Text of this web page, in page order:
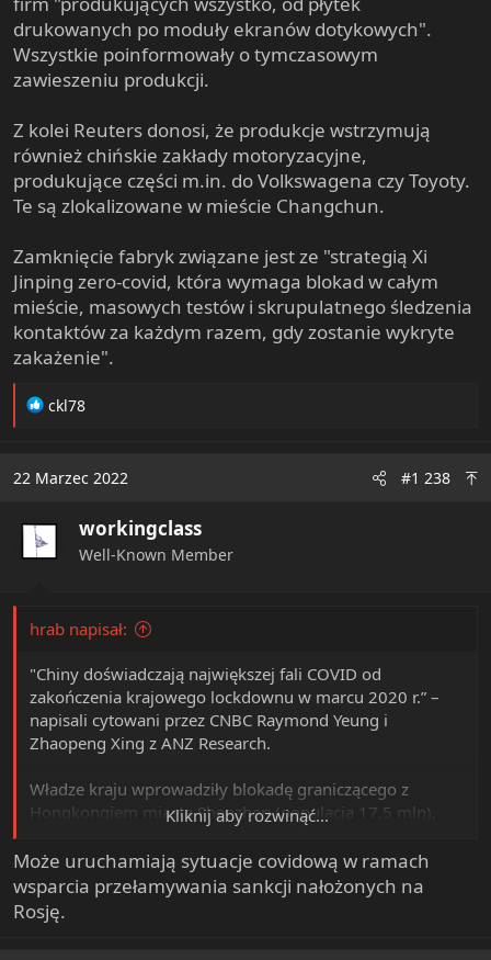
drukowanych po moduły ekranów dotykowych".
Wszystkie poinformowały o tymczasowym
zawieszeniu produkcji.
Z kolei Reuters donosi, że produkcje wstrzymują
również chińskie zakłady motoryzacyjne,
produkujące części m.in. do Volkswagena czy Toyoty.
Te są zlokalizowane w mieście Changchun.
Zamknięcie fabryk związane jest ze "strategią Xi
Jinping zero-covid, która wymaga blokad w całym
mieście, masowych testów i skrupulatnego śledzenia
kontaktów za każdym razem, gdy zostanie wykryte
zakażenie".
R
t
o
n
ckl78
22 Marzec 2022 #1 238
workingclass
Well-Known Member
hrab napisał:
"Chiny doświadczają największej fali COVID od
zakończenia krajowego lockdownu w marcu 2020 r.” –
napisali cytowani przez CNBC Raymond Yeung i
Zhaopeng Xing z ANZ Research.
Władze kraju wprowadziły blokadę graniczącego z
Hongkongiem miasta Shenzhen (populacja 17,5 mln),
Przez wielu jest nazywane "chińską Doliną Krzemową".
W mieście znajduje się ponad trzydzieści tajwańskich
firm "produkujących wszystko, od płytek drukowanych
Kliknij aby rozwinąć...
Może uruchamiają sytuacje covidową w ramach
wsparcia przełamywania sankcji nałożonych na
Rosję.